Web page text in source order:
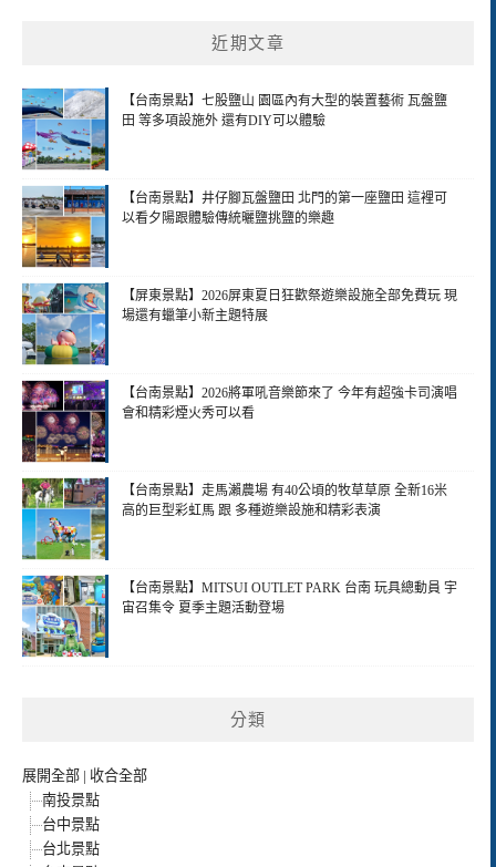
近期文章
【台南景點】七股鹽山 園區內有大型的裝置藝術 瓦盤鹽
田 等多項設施外 還有DIY可以體驗
【台南景點】井仔腳瓦盤鹽田 北門的第一座鹽田 這裡可
以看夕陽跟體驗傳統曬鹽挑鹽的樂趣
【屏東景點】2026屏東夏日狂歡祭遊樂設施全部免費玩 現
場還有蠟筆小新主題特展
【台南景點】2026將軍吼音樂節來了 今年有超強卡司演唱
會和精彩煙火秀可以看
【台南景點】走馬瀨農場 有40公頃的牧草草原 全新16米
高的巨型彩虹馬 跟 多種遊樂設施和精彩表演
【台南景點】MITSUI OUTLET PARK 台南 玩具總動員 宇
宙召集令 夏季主題活動登場
分類
展開全部 | 收合全部
南投景點
台中景點
台北景點